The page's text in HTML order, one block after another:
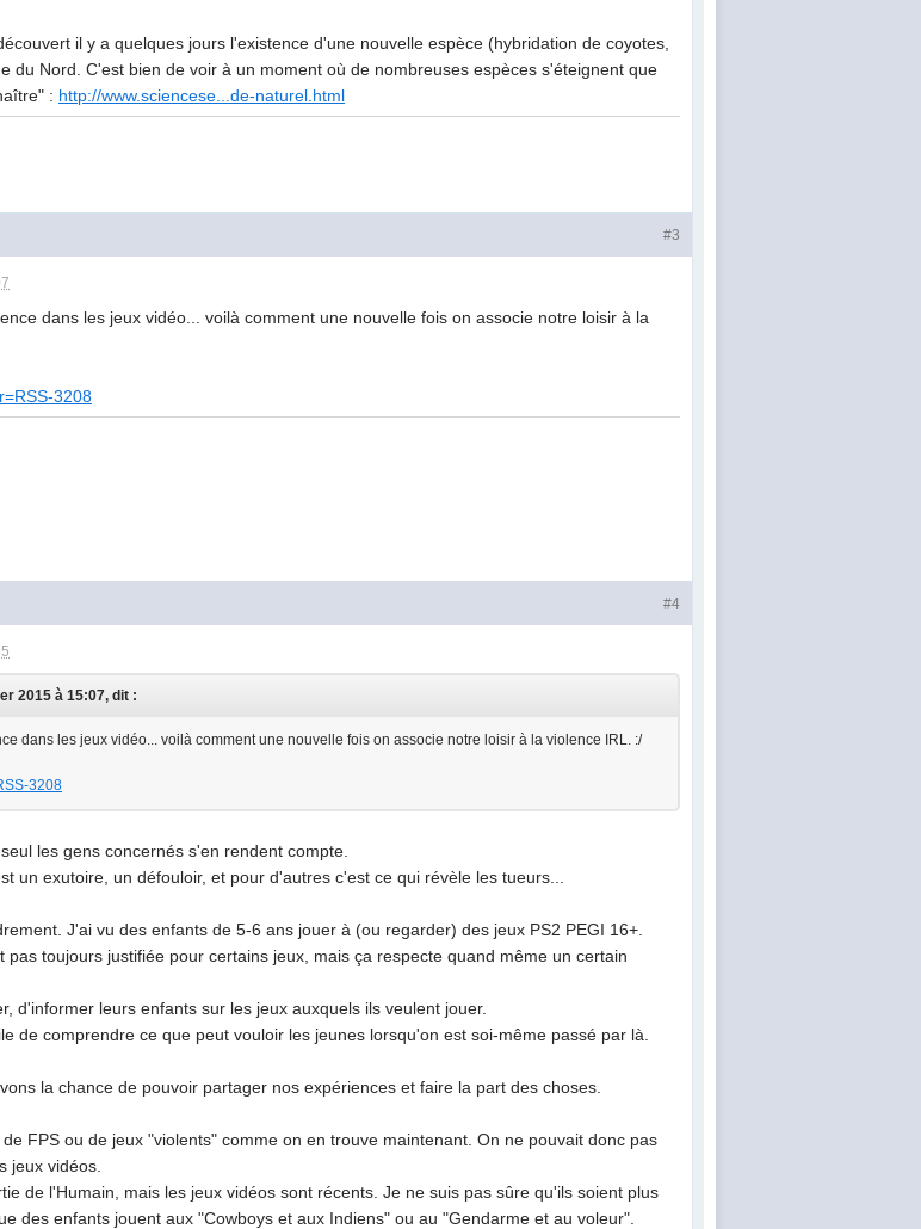
il y a quelques jours l'existence d'une nouvelle espèce (hybridation de coyotes,
du Nord. C'est bien de voir à un moment où de nombreuses espèces s'éteignent que
: http://www.sciencese...de-naturel.html
#3
dans les jeux vidéo... voilà comment une nouvelle fois on associe notre loisir à la
3208
#4
2015 à 15:07, dit :
dans les jeux vidéo... voilà comment une nouvelle fois on associe notre loisir à la violence IRL. :/
3208
les gens concernés s'en rendent compte.
un exutoire, un défouloir, et pour d'autres c'est ce qui révèle les tueurs...
J'ai vu des enfants de 5-6 ans jouer à (ou regarder) des jeux PS2 PEGI 16+.
pas toujours justifiée pour certains jeux, mais ça respecte quand même un certain
d'informer leurs enfants sur les jeux auxquels ils veulent jouer.
de comprendre ce que peut vouloir les jeunes lorsqu'on est soi-même passé par là.
la chance de pouvoir partager nos expériences et faire la part des choses.
FPS ou de jeux "violents" comme on en trouve maintenant. On ne pouvait donc pas
jeux vidéos.
de l'Humain, mais les jeux vidéos sont récents. Je ne suis pas sûre qu'ils soient plus
des enfants jouent aux "Cowboys et aux Indiens" ou au "Gendarme et au voleur".